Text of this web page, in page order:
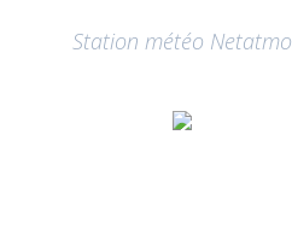
Station météo Netatmo